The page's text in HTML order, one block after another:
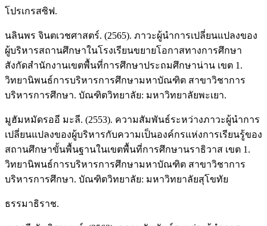
โปรเกรสซิฟ.
นลินพร จินตเวชศาสตร์. (2565). ภาวะผู้นำการเปลี่ยนแปลงของ
ผู้บริหารสถานศึกษาในโรงเรียนขยายโอกาสทางการศึกษา
สังกัดสำนักงานเขตพื้นที่การศึกษาประถมศึกษาน่าน เขต 1.
วิทยานิพนธ์การบริหารการศึกษามหาบัณฑิต สาขาวิชาการ
บริหารการศึกษา. บัณฑิตวิทยาลัย: มหาวิทยาลัยพะเยา.
มูฮัมหมัดรออี มะลี. (2553). ความสัมพันธ์ระหว่างภาวะผู้นำการ
เปลี่ยนแปลงของผู้บริหารกับความเป็นองค์กรแห่งการเรียนรู้ของ
สถานศึกษาขั้นพื้นฐานในเขตพื้นที่การศึกษานราธิวาส เขต 1.
วิทยานิพนธ์การบริหารการศึกษามหาบัณฑิต สาขาวิชาการ
บริหารการศึกษา. บัณฑิตวิทยาลัย: มหาวิทยาลัยสุโขทัย
ธรรมาธิราช.